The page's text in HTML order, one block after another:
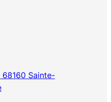
68160 Sainte-